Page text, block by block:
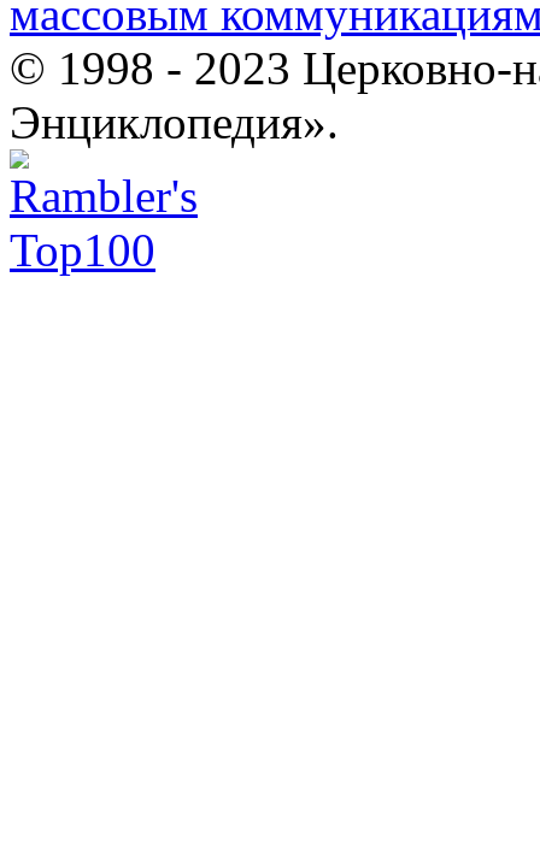
массовым
© 1998 - 2023 Церковно-
Энциклопедия».